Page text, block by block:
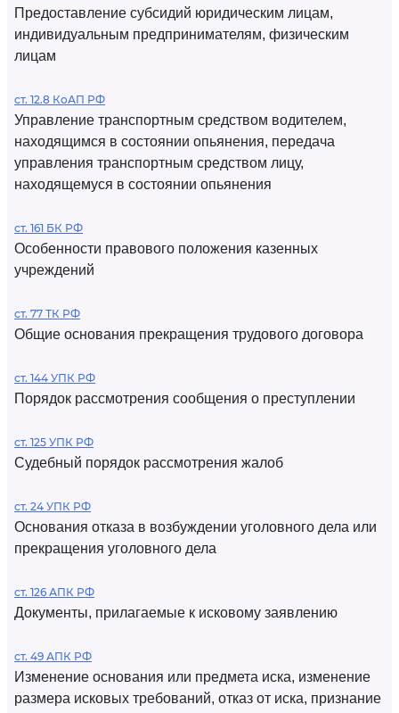
Предоставление субсидий юридическим лицам,
индивидуальным предпринимателям, физическим
лицам
ст. 12.8 КоАП РФ
Управление транспортным средством водителем,
находящимся в состоянии опьянения, передача
управления транспортным средством лицу,
находящемуся в состоянии опьянения
ст. 161 БК РФ
Особенности правового положения казенных
учреждений
ст. 77 ТК РФ
Общие основания прекращения трудового договора
ст. 144 УПК РФ
Порядок рассмотрения сообщения о преступлении
ст. 125 УПК РФ
Судебный порядок рассмотрения жалоб
ст. 24 УПК РФ
Основания отказа в возбуждении уголовного дела или
прекращения уголовного дела
ст. 126 АПК РФ
Документы, прилагаемые к исковому заявлению
ст. 49 АПК РФ
Изменение основания или предмета иска, изменение
размера исковых требований, отказ от иска, признание